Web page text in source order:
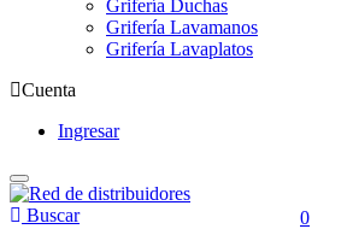
Grifería Duchas
Grifería Lavamanos
Grifería Lavaplatos
Cuenta
Ingresar
0
Buscar